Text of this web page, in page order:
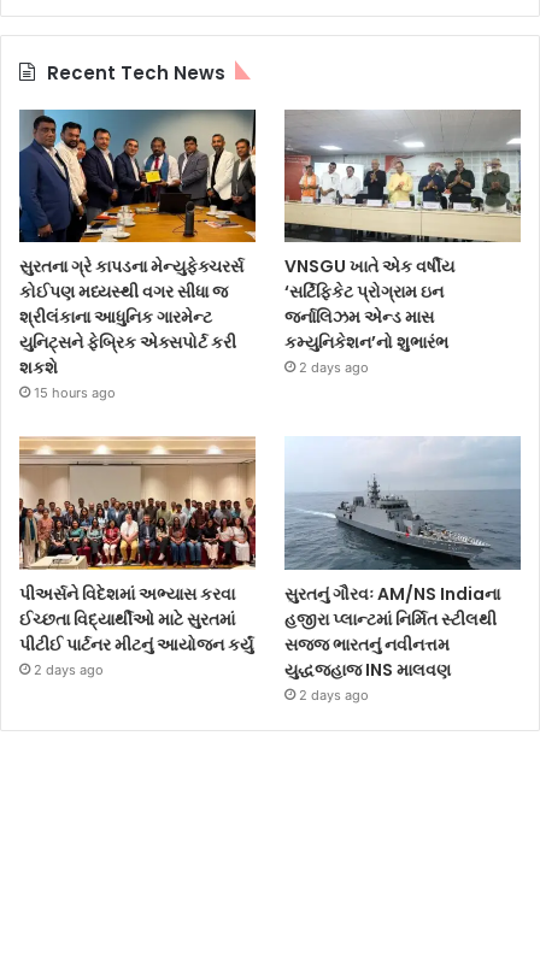
Recent Tech News
સુરતના ગ્રે કાપડના મેન્યુફેક્ચરર્સ
કોઈપણ મધ્યસ્થી વગર સીધા જ
શ્રીલંકાના આધુનિક ગારમેન્ટ
યુનિટ્સને ફેબ્રિક એક્સપોર્ટ કરી
શકશે
15 hours ago
VNSGU ખાતે એક વર્ષીય
‘સર્ટિફિકેટ પ્રોગ્રામ ઇન
જર્નાલિઝમ એન્ડ માસ
કમ્યુનિકેશન’નો શુભારંભ
2 days ago
પીઅર્સને વિદેશમાં અભ્યાસ કરવા
ઈચ્છતા વિદ્યાર્થીઓ માટે સુરતમાં
પીટીઈ પાર્ટનર મીટનું આયોજન કર્યું
2 days ago
સુરતનું ગૌરવઃ AM/NS Indiaના
હજીરા પ્લાન્ટમાં નિર્મિત સ્ટીલથી
સજ્જ ભારતનું નવીનત્તમ
યુદ્ધજહાજ INS માલવણ
2 days ago